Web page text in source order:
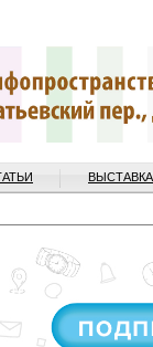
ВЫСТАВКА